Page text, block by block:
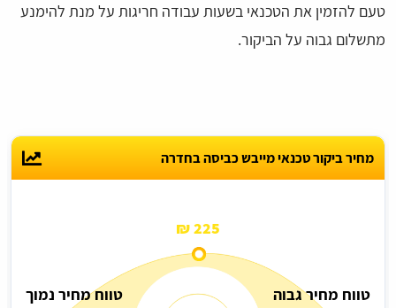
טעם להזמין את הטכנאי בשעות עבודה חריגות על מנת להימנע
מתשלום גבוה על הביקור.
מחיר ביקור טכנאי מייבש כביסה בחדרה
225 ₪
טווח מחיר גבוה טווח מחיר נמוך